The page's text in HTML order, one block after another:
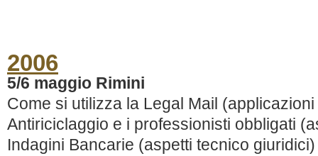
2006
5/6 maggio Rimini
Come si utilizza la Legal Mail
Antiriciclaggio e i professionisti obbligati
Indagini Bancarie (aspetti tecnico giuridici)